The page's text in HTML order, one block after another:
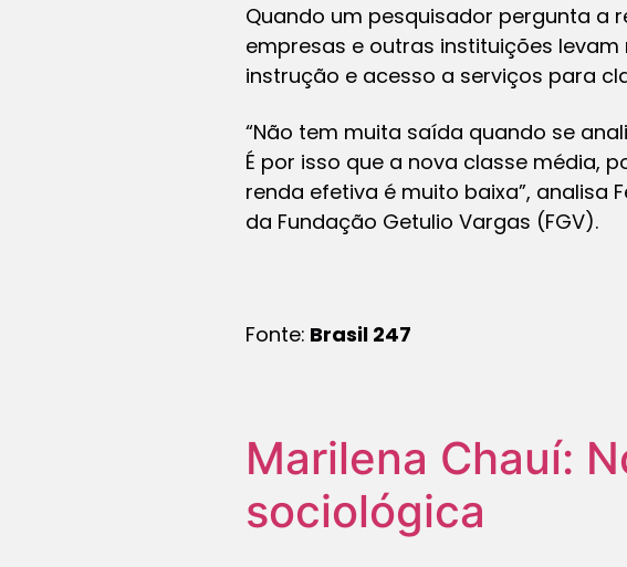
Quando um pesquisador pergunta a
empresas e outras instituições
instrução e acesso a serviços para
“Não tem muita saída quando se
É por isso que a nova classe média,
renda efetiva é muito baixa”, analisa
da Fundação Getulio Vargas (FGV).
Fonte: Brasil 247
Marilena Chauí:
sociológica